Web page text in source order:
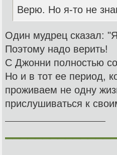
Верю. Но я-то не
Один мудрец сказал:
Поэтому надо верить!
С Джонни полностью
Но и в тот ее период,
проживаем не одну
прислушиваться к